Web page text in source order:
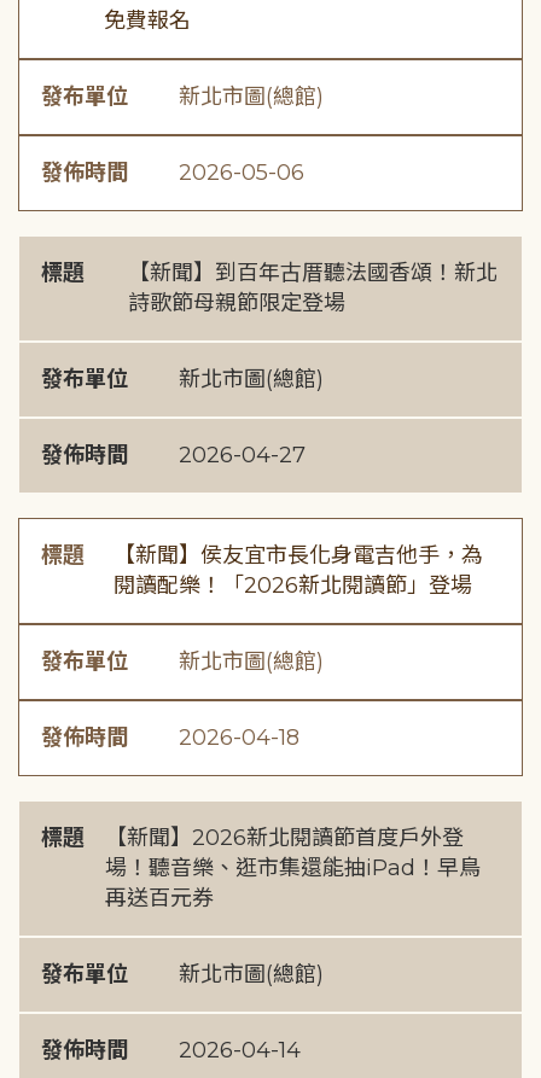
免費報名
發布單位 新北市圖(總館)
發佈時間 2026-05-06
標題
【新聞】到百年古厝聽法國香頌！新北
詩歌節母親節限定登場
發布單位 新北市圖(總館)
發佈時間 2026-04-27
標題
【新聞】侯友宜市長化身電吉他手，為
閱讀配樂！「2026新北閱讀節」登場
發布單位 新北市圖(總館)
發佈時間 2026-04-18
標題
【新聞】2026新北閱讀節首度戶外登
場！聽音樂、逛市集還能抽iPad！早鳥
再送百元券
發布單位 新北市圖(總館)
發佈時間 2026-04-14